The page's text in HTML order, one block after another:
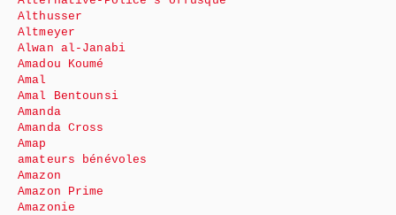
Althusser
Altmeyer
Alwan al-Janabi
Amadou Koumé
Amal
Amal Bentounsi
Amanda
Amanda Cross
Amap
amateurs bénévoles
Amazon
Amazon Prime
Amazonie